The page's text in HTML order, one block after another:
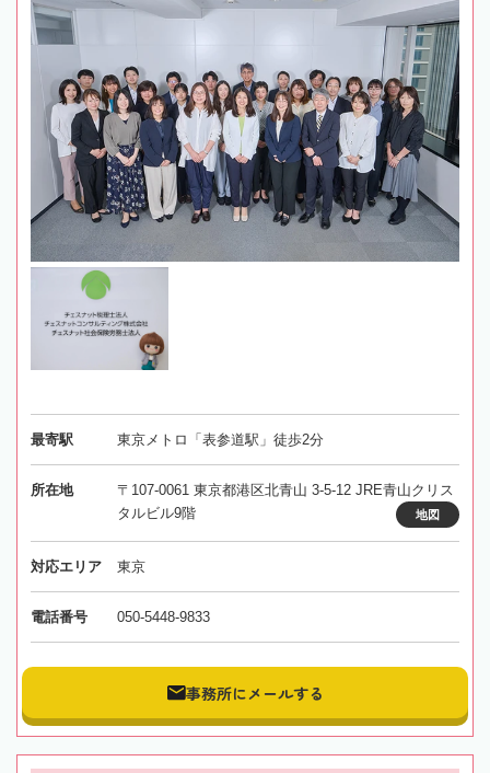
最寄駅 東京メトロ「表参道駅」徒歩2分
所在地
〒107-0061 東京都港区北青山 3-5-12 JRE青山クリス
タルビル9階
地図
対応エリア 東京
電話番号 050-5448-9833
事務所にメールする